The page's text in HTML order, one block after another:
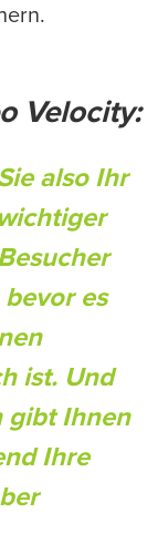
Velocity:
also Ihr
bevor es
ist. Und
gibt Ihnen
Ihre